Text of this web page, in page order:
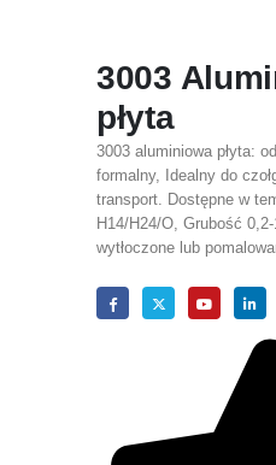
3003
płyta
3003 aluminiowa płyta:
formalny, Idealny do
transport. Dostępne w
H14/H24/O, Grubość
wytłoczone lub